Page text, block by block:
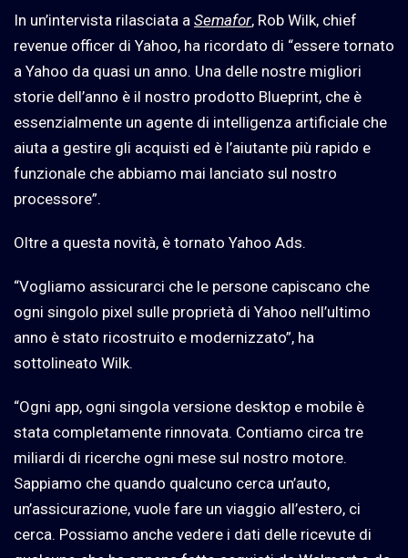
In un’intervista rilasciata a Semafor, Rob Wilk, chief
revenue officer di Yahoo, ha ricordato di “essere tornato
a Yahoo da quasi un anno. Una delle nostre migliori
storie dell’anno è il nostro prodotto Blueprint, che è
essenzialmente un agente di intelligenza artificiale che
aiuta a gestire gli acquisti ed è l’aiutante più rapido e
funzionale che abbiamo mai lanciato sul nostro
processore”.
Oltre a questa novità, è tornato Yahoo Ads.
“Vogliamo assicurarci che le persone capiscano che
ogni singolo pixel sulle proprietà di Yahoo nell’ultimo
anno è stato ricostruito e modernizzato”, ha
sottolineato Wilk.
“Ogni app, ogni singola versione desktop e mobile è
stata completamente rinnovata. Contiamo circa tre
miliardi di ricerche ogni mese sul nostro motore.
Sappiamo che quando qualcuno cerca un’auto,
un’assicurazione, vuole fare un viaggio all’estero, ci
cerca. Possiamo anche vedere i dati delle ricevute di